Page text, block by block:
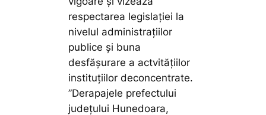
respectarea legislației la
nivelul administrațiilor
publice și buna
desfășurare a actvitățiilor
instituțiilor deconcentrate.
”Derapajele prefectului
județului Hunedoara,